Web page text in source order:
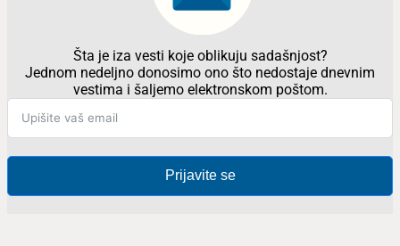
Šta je iza vesti koje oblikuju sadašnjost?
Jednom nedeljno donosimo ono što nedostaje dnevnim
vestima i šaljemo elektronskom poštom.
Prijavite se